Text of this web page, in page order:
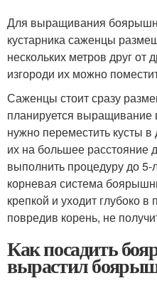
Для выращивания
кустарника саженцы
нескольких метров друг от
изгороди их можно
Саженцы стоит сразу
планируется выращивание
нужно переместить кусты
их на большее расстояние
выполнить процедуру до 5-
корневая система
крепкой и уходит глубоко
повредив корень, не
Как посадить
вырастил